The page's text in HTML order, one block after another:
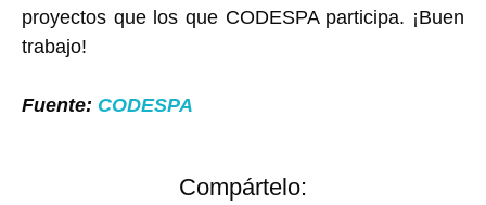
proyectos que los que CODESPA participa. ¡Buen
trabajo!
Fuente: CODESPA
Compártelo: